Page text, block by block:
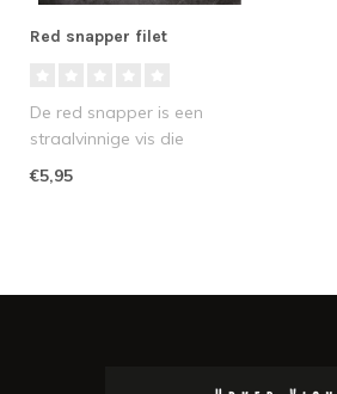
Red snapper filet
De red snapper is een
straalvinnige vis die
afkomstig is uit de
Atlantische Ocea..
€5,95